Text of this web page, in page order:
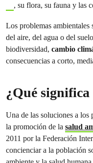
, su flora, su fauna y las
Los problemas
del aire, del agua o del
biodiversidad, cambio
consecuencias a corto,
¿Qué
Una de las soluciones a los
la promoción de la salud
2011 por la Federación
concienciar a la población